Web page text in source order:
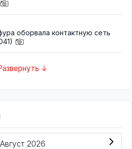
оборвала контактную сеть
↓
Август 2026